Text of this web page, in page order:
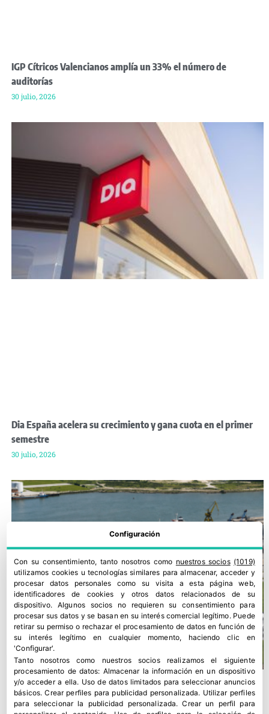
IGP Cítricos Valencianos amplía un 33% el número de
auditorías
30 julio, 2026
Dia España acelera su crecimiento y gana cuota en el primer
semestre
30 julio, 2026
Configuración
Con su consentimiento, tanto nosotros como nuestros socios (1019)
utilizamos cookies u tecnologías similares para almacenar, acceder y
procesar datos personales como su visita a esta página web,
identificadores de cookies y otros datos relacionados de su
dispositivo. Algunos socios no requieren su consentimiento para
procesar sus datos y se basan en su interés comercial legítimo. Puede
retirar su permiso o rechazar el procesamiento de datos en función de
su interés legítimo en cualquier momento, haciendo clic en
'Configurar'.
Tanto nosotros como nuestros socios realizamos el siguiente
procesamiento de datos: Almacenar la información en un dispositivo
y/o acceder a ella. Uso de datos limitados para seleccionar anuncios
básicos.Crear perfiles para publicidad personalizada. Utilizar perfiles
para seleccionar la publicidad personalizada.Crear un perfil para